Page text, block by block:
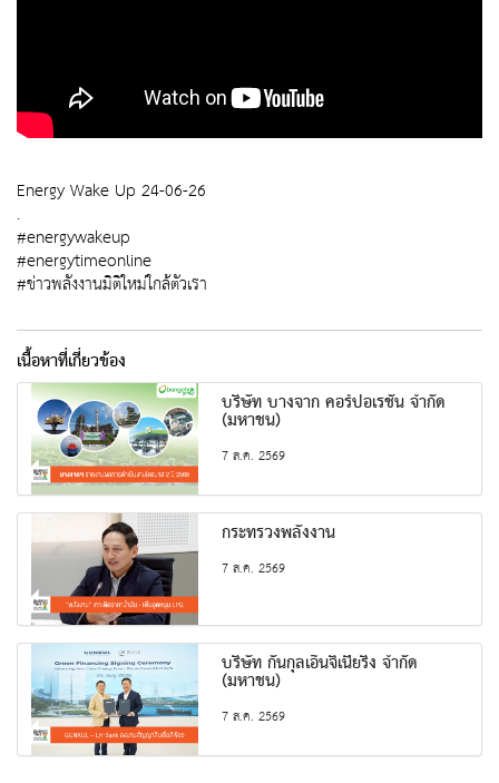
Energy Wake Up 24-06-26
.
#energywakeup
#energytimeonline
#ข่าวพลังงานมิติใหม่ใกล้ตัวเรา
เนื้อหาที่เกี่ยวข้อง
บริษัท บางจาก คอร์ปอเรชั่น จำกัด
(มหาชน)
7 ส.ค. 2569
กระทรวงพลังงาน
7 ส.ค. 2569
บริษัท กันกุลเอ็นจิเนียริ่ง จำกัด
(มหาชน)
7 ส.ค. 2569